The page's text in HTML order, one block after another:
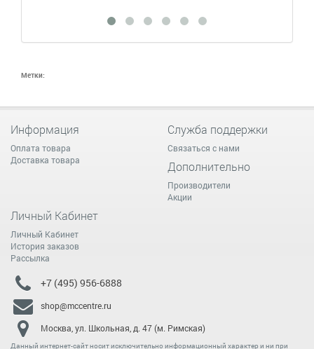
Метки:
Информация
Оплата товара
Доставка товара
Служба поддержки
Связаться с нами
Дополнительно
Производители
Акции
Личный Кабинет
Личный Кабинет
История заказов
Рассылка
+7 (495) 956-6888
shop@mccentre.ru
Москва, ул. Школьная, д. 47 (м. Римская)
Данный интернет-сайт носит исключительно информационный характер и ни при